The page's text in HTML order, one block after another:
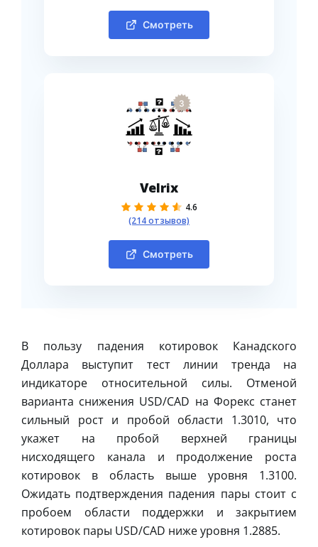
Смотреть
3
Velrix
4.6
(214 отзывов)
Смотреть
В пользу падения котировок Канадского
Доллара выступит тест линии тренда на
индикаторе относительной силы. Отменой
варианта снижения USD/CAD на Форекс станет
сильный рост и пробой области 1.3010, что
укажет на пробой верхней границы
нисходящего канала и продолжение роста
котировок в область выше уровня 1.3100.
Ожидать подтверждения падения пары стоит с
пробоем области поддержки и закрытием
котировок пары USD/CAD ниже уровня 1.2885.